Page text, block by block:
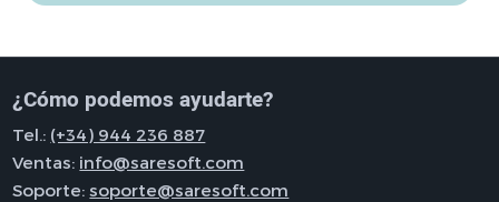
¿Cómo podemos ayudarte?
Tel.: (+34) 944 236 887
Ventas: info@saresoft.com
Soporte:soporte@saresoft.com